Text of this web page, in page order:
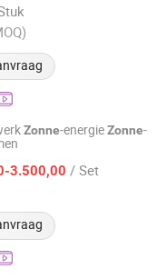
2021
Zonne-energieZonne-
3.500,00 / Set